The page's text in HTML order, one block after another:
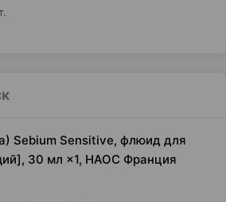
Sebium Sensitive, флюид для
30 мл ×1, НАОС Франция